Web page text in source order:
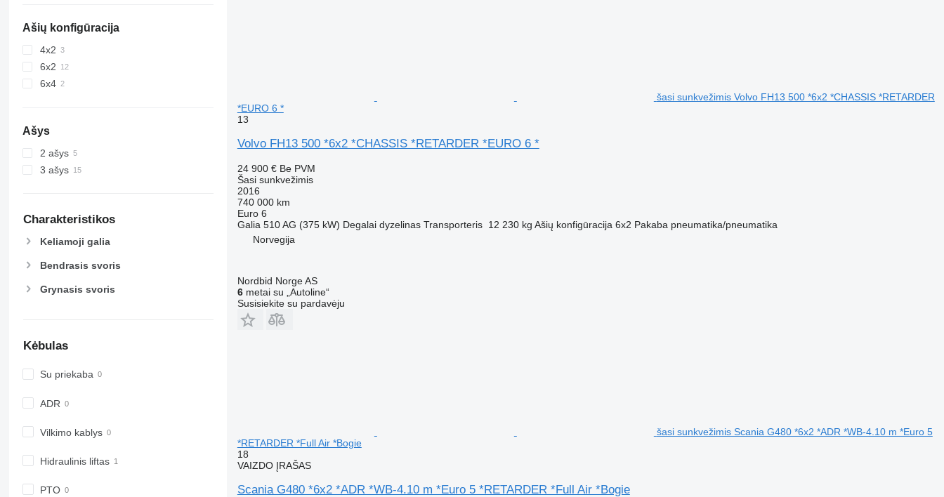
Ašių konfigūracija
4x2
6x2
6x4
Ašys
2 ašys
3 ašys
Charakteristikos
Keliamoji galia
Bendrasis svoris
Grynasis svoris
Kėbulas
Su priekaba
ADR
Vilkimo kablys
Hidraulinis liftas
PTO
šasi sunkvežimis Volvo FH13 500 *6x2 *CHASSIS *RETARDER
*EURO 6 *
13
Volvo FH13 500 *6x2 *CHASSIS *RETARDER *EURO 6 *
24 900 € Be PVM
Šasi sunkvežimis
2016
740 000 km
Euro 6
Galia 510 AG (375 kW) Degalai dyzelinas Transporteris 12 230 kg Ašių konfigūracija 6x2 Pakaba pneumatika/pneumatika
Norvegija
Nordbid Norge AS
6metai su „Autoline“
Susisiekite su pardavėju
šasi sunkvežimis Scania G480 *6x2 *ADR *WB-4.10 m *Euro 5
*RETARDER *Full Air *Bogie
18
VAIZDO ĮRAŠAS
Scania G480 *6x2 *ADR *WB-4.10 m *Euro 5 *RETARDER *Full Air *Bogie